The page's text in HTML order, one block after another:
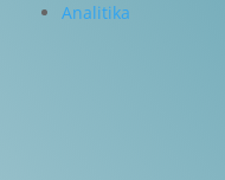
Analitika